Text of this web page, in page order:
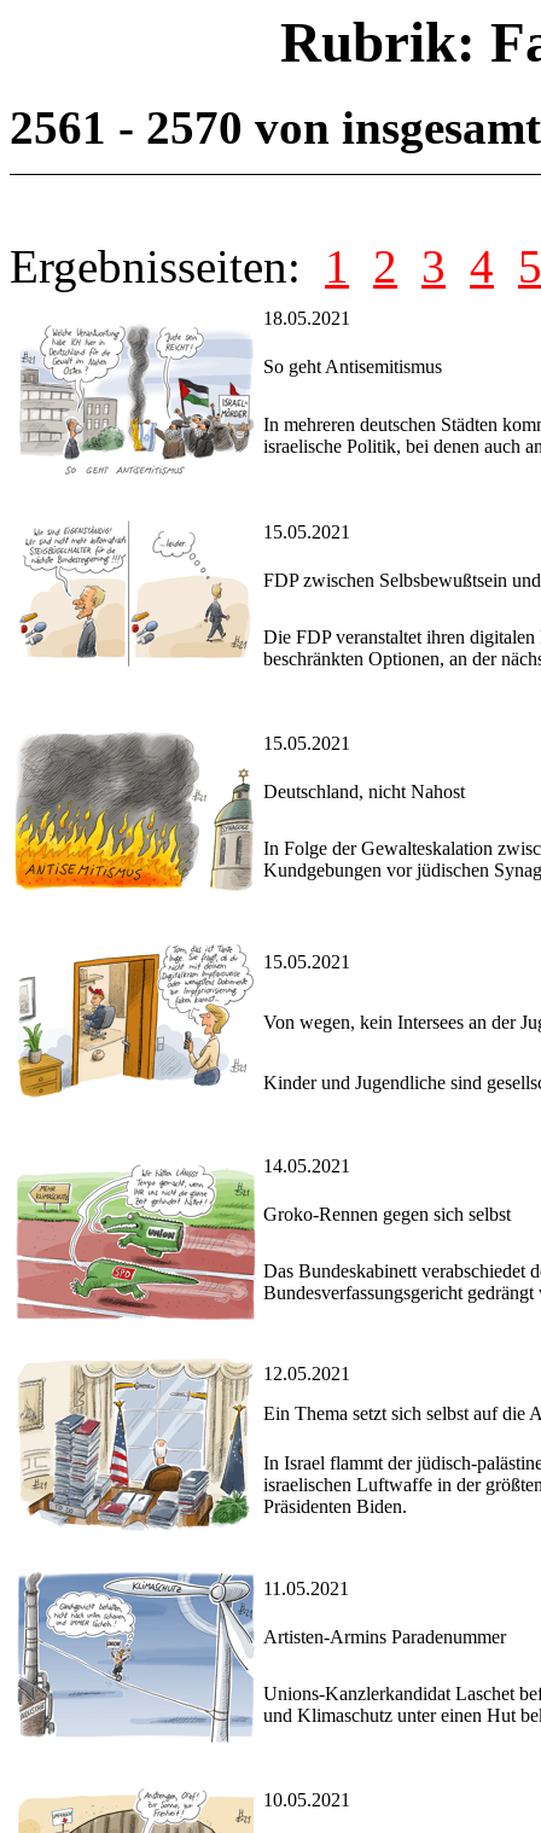
Rubrik:
2561 - 2570 von
Ergebnisseiten: 1 2 3 4 5
18.05.2021
So geht Antisemitismus
In mehreren deutschen Städten
israelische Politik, bei denen auch
15.05.2021
FDP zwischen Selbsbewußtsein
Die FDP veranstaltet ihren
beschränkten Optionen, an der
15.05.2021
Deutschland, nicht Nahost
In Folge der Gewalteskalation
Kundgebungen vor jüdischen
15.05.2021
Von wegen, kein Intersees an der
Kinder und Jugendliche sind
14.05.2021
Groko-Rennen gegen sich selbst
Das Bundeskabinett verabschiedet
Bundesverfassungsgericht gedrängt
12.05.2021
Ein Thema setzt sich selbst auf die
In Israel flammt der jüdisch-
israelischen Luftwaffe in der
Präsidenten Biden.
11.05.2021
Artisten-Armins Paradenummer
Unions-Kanzlerkandidat Laschet
und Klimaschutz unter einen Hut
10.05.2021